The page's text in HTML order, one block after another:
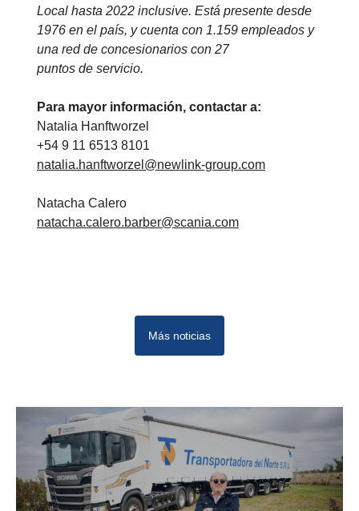
Local hasta 2022 inclusive. Está presente desde
1976 en el país, y cuenta con 1.159 empleados y
una red de concesionarios con 27
puntos de servicio.
Para mayor información, contactar a:
Natalia Hanftworzel
+54 9 11 6513 8101
natalia.hanftworzel@newlink-group.com
Natacha Calero
natacha.calero.barber@scania.com
Más noticias